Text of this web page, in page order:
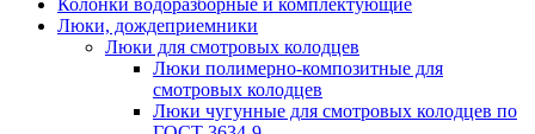
Колонки водоразборные и комплектующие
Люки, дождеприемники
Люки для смотровых колодцев
Люки полимерно-композитные для
смотровых колодцев
Люки чугунные для смотровых колодцев по